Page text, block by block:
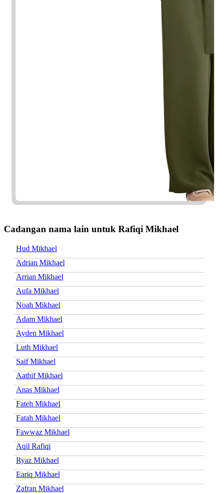
Cadangan nama lain untuk Rafiqi Mikhael
Hud Mikhael
Adrian Mikhael
Arrian Mikhael
Aufa Mikhael
Noah Mikhael
Adam Mikhael
Ayden Mikhael
Luth Mikhael
Saif Mikhael
Aathif Mikhael
Anas Mikhael
Fateh Mikhael
Fatah Mikhael
Fawwaz Mikhael
Aqil Rafiqi
Ryaz Mikhael
Eariq Mikhael
Zafran Mikhael